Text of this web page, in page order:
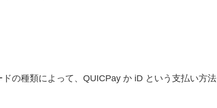
の種類によって、QUICPay か iD という支払い方法